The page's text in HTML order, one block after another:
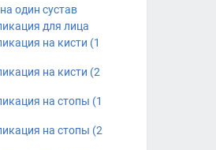
один сустав
для лица
на кисти (1
на кисти (2
на стопы (1
на стопы (2